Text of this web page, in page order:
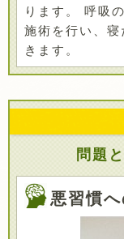
ります。 呼吸
施術を行い、
きます。
問題
悪習慣